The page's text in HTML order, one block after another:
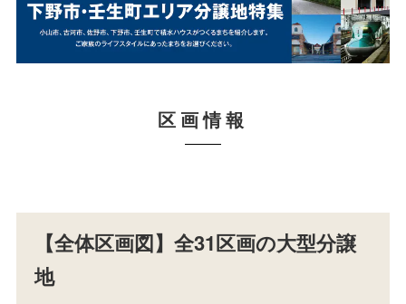
区画情報
【全体区画図】全31区画の大型分譲
地